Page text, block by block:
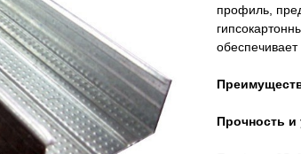
профиль,
обеспечивает
Прочность и